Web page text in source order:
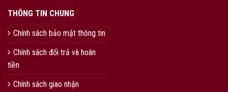
THÔNG TIN CHUNG
Chính sách bảo mật thông tin
Chính sách đổi trả và hoàn
tiền
Chính sách giao nhận